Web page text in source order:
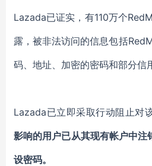
Lazada已证实，有110万个
露，被非法访问的信息包括
码、地址、加密的密码和部分信
Lazada已立即采取行动阻止对
影响的用户已从其现有帐户中注
设密码。